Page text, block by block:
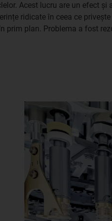
Acest lucru are un efect
ridicate în ceea ce
prim plan. Problema a fost